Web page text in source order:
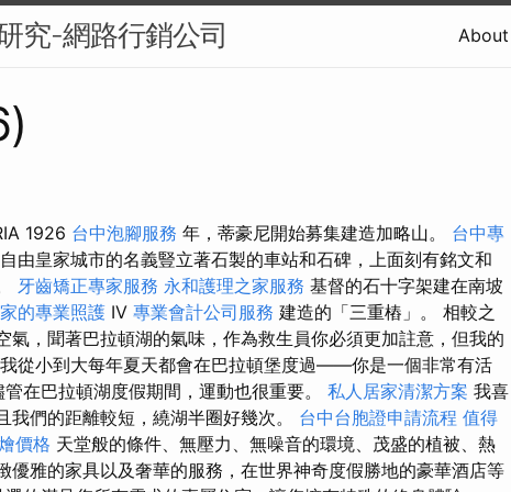
究-網路行銷公司 About
1926 台中泡腳服務 年，蒂豪尼開始募集建造加略山。 台中專
由皇家城市的名義豎立著石製的車站和石碑，上面刻有銘文和
牙齒矯正專家服務 永和護理之家服務 基督的石十字架建在南坡
的專業照護 IV 專業會計公司服務 建造的「三重樁」。 相較之
氣，聞著巴拉頓湖的氣味，作為救生員你必須更加註意，但我的
從小到大每年夏天都會在巴拉頓堡度過——你是一個非常有活
管在巴拉頓湖度假期間，運動也很重要。 私人居家清潔方案 我喜
們的距離較短，繞湖半圈好幾次。 台中台胞證申請流程 值得
價格 天堂般的條件、無壓力、無噪音的環境、茂盛的植被、熱
優雅的家具以及奢華的服務，在世界神奇度假勝地的豪華酒店等